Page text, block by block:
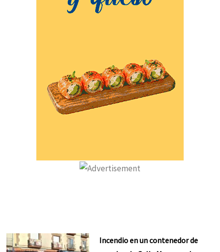
Incendio en un contenedor de